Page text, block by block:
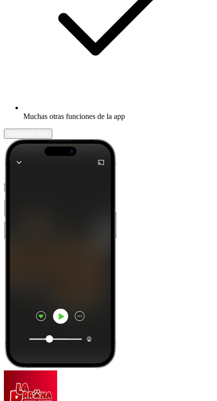
Muchas otras funciones de la app